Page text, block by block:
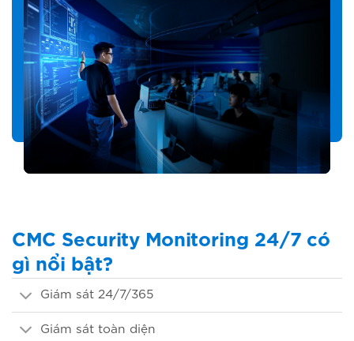
CMC Security Monitoring 24/7 có
gì nổi bật?
Giám sát 24/7/365
Giám sát toàn diện